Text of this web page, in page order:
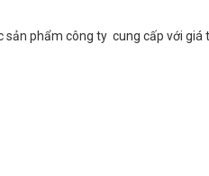
sản phẩm công ty cung cấp với giá